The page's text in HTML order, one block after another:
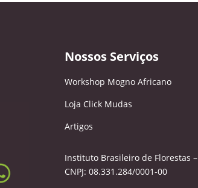
Nossos Serviços
Workshop Mogno Africano
Loja Click Mudas
Artigos
Instituto Brasileiro de Florestas –
CNPJ: 08.331.284/0001-00